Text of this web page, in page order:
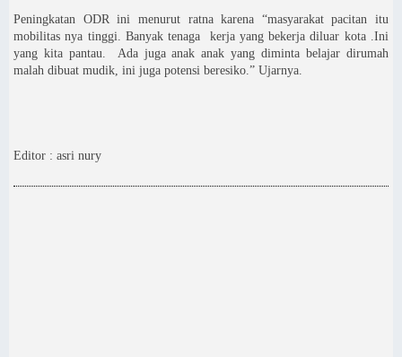
Peningkatan ODR ini menurut ratna karena “masyarakat pacitan itu
mobilitas nya tinggi. Banyak tenaga kerja yang bekerja diluar kota .Ini
yang kita pantau. Ada juga anak anak yang diminta belajar dirumah
malah dibuat mudik, ini juga potensi beresiko.” Ujarnya.
Editor : asri nury